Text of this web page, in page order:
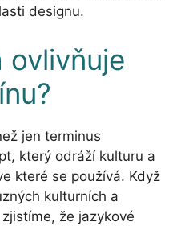
designu.
ovlivňuje
jen terminus
který odráží kulturu a
které se používá. Když
kulturních a
že jazykové